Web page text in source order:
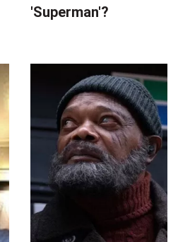
'Superman'?